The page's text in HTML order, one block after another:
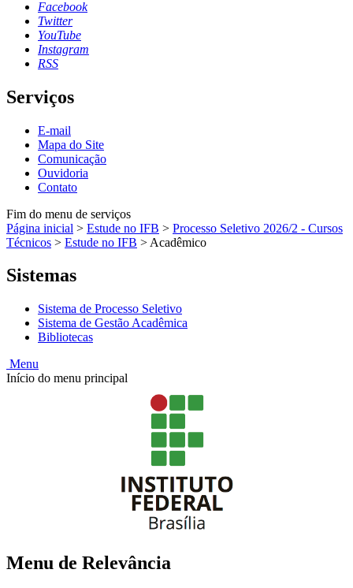
Facebook
Twitter
YouTube
Instagram
RSS
Serviços
E-mail
Mapa do Site
Comunicação
Ouvidoria
Contato
Fim do menu de serviços
Página inicial > Estude no IFB > Processo Seletivo 2026/2 - Cursos
Técnicos > Estude no IFB > Acadêmico
Sistemas
Sistema de Processo Seletivo
Sistema de Gestão Acadêmica
Bibliotecas
Menu
Início do menu principal
Menu de Relevância